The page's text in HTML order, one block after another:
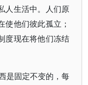
人生活中。人们原
使他们彼此孤立；
度现在将他们冻结
是固定不变的，每